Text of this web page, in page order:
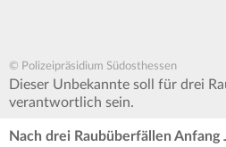
© Polizeipräsidium Südosthessen
Dieser Unbekannte soll für drei
verantwortlich sein.
Nach drei Raubüberfällen Anfang